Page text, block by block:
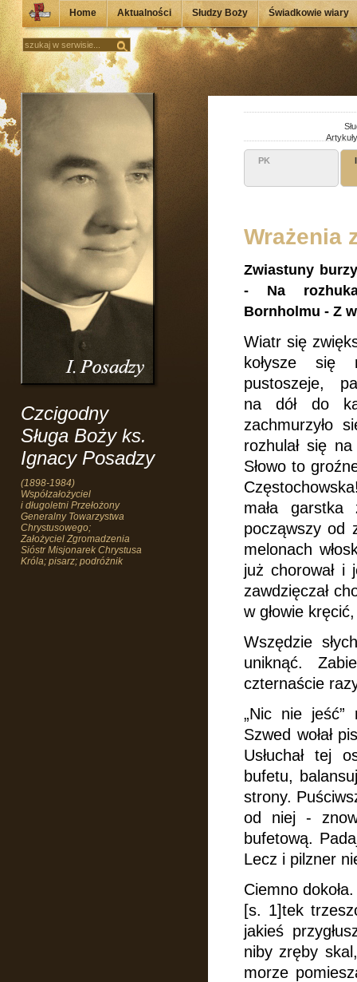
Home Aktualności Słudzy Boży Świadkowie wiary
Czcigodny
Sługa Boży ks.
Ignacy Posadzy
(1898-1984)
Współzałożyciel
i długoletni Przełożony
Generalny Towarzystwa
Chrystusowego;
Założyciel Zgromadzenia
Sióstr Misjonarek Chrystusa
Króla; pisarz; podróżnik
Artykuły
PK
Wrażenia
Zwiastuny
- Na
Bornholmu - Z
Wiatr się
kołysze się
pustoszeje,
na dół do
zachmurzyło
rozhulał się
Słowo to
mała
począwszy od
melonach
już chorował i
zawdzięczał
w głowie
Wszędzie
uniknąć.
czternaście
„Nic nie jeść”
Szwed wołał
Usłuchał tej
bufetu,
strony.
od niej -
bufetową.
Lecz i pilzner
Ciemno
[s. 1]tek
jakieś
niby zręby
morze